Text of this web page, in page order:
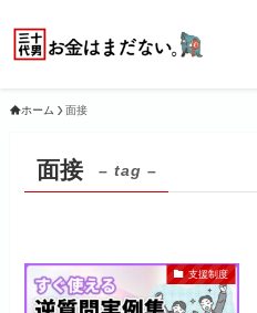
ホーム 面接
面接 – tag –
支援制度